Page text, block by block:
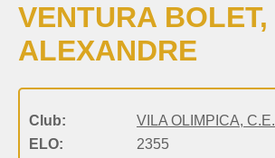
VENTURA BOLET,
ALEXANDRE
Club:
VILA OLIMPICA, C.E.
ELO:
2355